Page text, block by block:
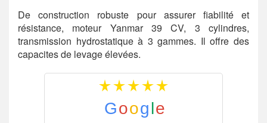
De construction robuste pour assurer fiabilité et
résistance, moteur Yanmar 39 CV, 3 cylindres,
transmission hydrostatique à 3 gammes. Il offre des
capacites de levage élevées.
G o o g l e